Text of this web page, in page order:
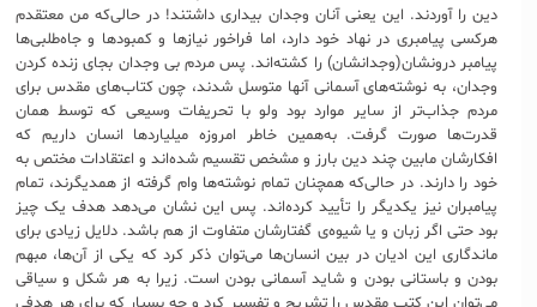
دین را آوردند. این یعنی آنان وجدان بیداری داشتند! در حالی‌که من معتقدم
هرکسی پیامبری در نهاد خود دارد، اما فراخور نیازها و کمبودها و جاه‌طلبی‌ها
پیامبر درونشان(وجدانشان) را کشته‌اند. پس مردم بی‌ وجدان بجای زنده کردن
وجدان، به نوشته‌های آسمانی آنها متوسل شدند، چون کتاب‌های مقدس برای
مردم جذاب‌تر از سایر موارد بود ولو با تحریفات وسیعی که توسط همان
قدرت‌ها صورت گرفت. به‌همین خاطر امروزه میلیاردها انسان داریم که
افکارشان مابین چند دین بارز و مشخص تقسیم شده‌اند و اعتقادات مختص به
خود را دارند. در حالی‌که همچنان تمام نوشته‌ها وام گرفته از همدیگرند، تمام
پیامبران نیز یکدیگر را تأیید کرده‌اند. پس این نشان می‌دهد هدف یک چیز
بود حتی اگر زبان و یا شیوه‌ی گفتارشان متفاوت از هم باشد. دلایل زیادی برای
ماندگاری این ادیان در بین انسان‌ها می‌توان ذکر کرد که یکی از آن‌ها، مبهم
بودن و باستانی بودن و شاید آسمانی بودن است. زیرا به هر شکل و سیاقی